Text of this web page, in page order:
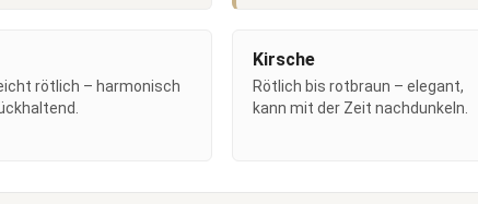
rötlich – harmonisch
Kirsche
Rötlich bis rotbraun – elegant,
kann mit der Zeit nachdunkeln.